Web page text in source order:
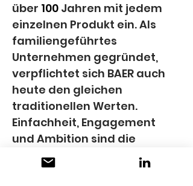
über 100 Jahren mit jedem
einzelnen Produkt ein. Als
familiengeführtes
Unternehmen gegründet,
verpflichtet sich BAER auch
heute den gleichen
traditionellen Werten.
Einfachheit, Engagement
und Ambition sind die
Grundpfeiler des
langfristigen Erfolgs. Dabei